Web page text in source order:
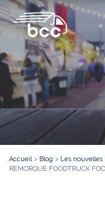
Accueil> Blog > Les
REMORQUE FOODTRUCK